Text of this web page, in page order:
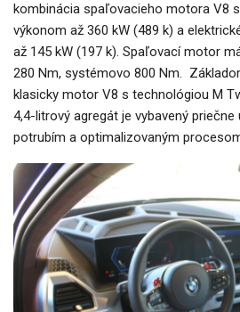
kombinácia spaľovacieho motora V8
výkonom až 360 kW (489 k) a
až 145 kW (197 k). Spaľovací motor
280 Nm, systémovo 800 Nm.
klasicky motor V8 s technológiou M
4,4-litrový agregát je vybavený
potrubím a optimalizovaným